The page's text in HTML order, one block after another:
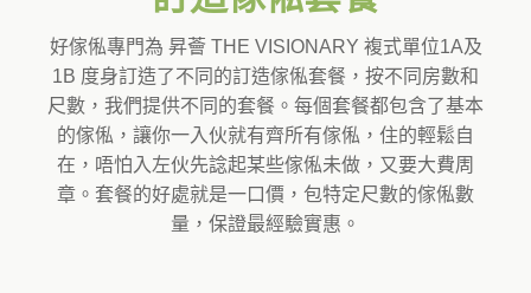
好傢俬專門為 昇薈 THE VISIONARY 複式單位1A及
1B 度身訂造了不同的訂造傢俬套餐，按不同房數和
尺數，我們提供不同的套餐。每個套餐都包含了基本
的傢俬，讓你一入伙就有齊所有傢俬，住的輕鬆自
在，唔怕入左伙先諗起某些傢俬未做，又要大費周
章。套餐的好處就是一口價，包特定尺數的傢俬數
量，保證最經驗實惠。